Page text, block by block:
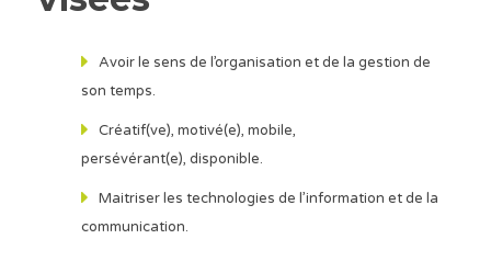
Avoir le sens de l’organisation et de la gestion de
son temps.
Créatif(ve), motivé(e), mobile,
persévérant(e), disponible.
Maitriser les technologies de l’information et de la
communication.